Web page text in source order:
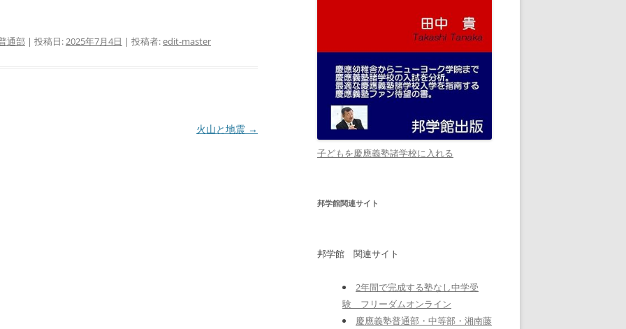
通部 | 投稿日:2025年7月4日 | 投稿者:edit-master
火山と地震 →
子どもを慶應義塾諸学校に入れる
邦学館関連サイト
邦学館 関連サイト
2年間で完成する塾なし中学受
験 フリーダムオンライン
慶應義塾普通部・中等部・湘南藤